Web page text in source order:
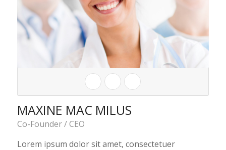
MAXINE MAC MILUS
Co-Founder / CEO
Lorem ipsum dolor sit amet, consectetuer